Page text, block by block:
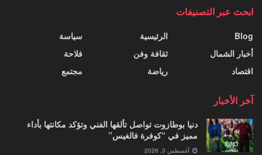
ابحث عبر التصنيفات
Blog
أخبار الشمال
اقتصاد
الرئيسية
ثقافة وفن
رياضة
سياسة
فلاحة
مجتمع
آخر الأخبار
دنيا بوطازوت تواصل تألقها الفني وتؤكد مكانتها بأداء
مميز في “كوفرة فالغيس”
أغسطس 3, 2026